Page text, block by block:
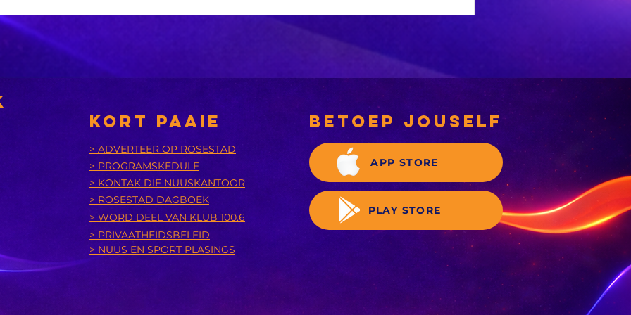
Xhariep kry
nuwe
munisipaliteit
burgemeesterskandidate
is deeglik gekeur’
betoep jouself
APP STORE
PLAY STORE
KORT PAAIE
> ADVERTEER OP ROSESTAD
> PROGRAMSKEDULE
> KONTAK DIE NUUSKANTOOR
> ROSESTAD DAGBOEK
> WORD DEEL VAN KLUB 100.6
> PRIVAATHEIDSBELEID
> NUUS EN SPORT PLASINGS